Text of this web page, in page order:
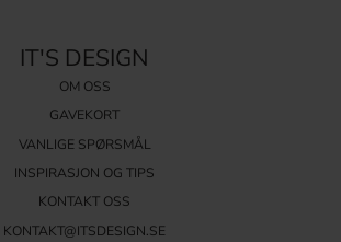
på knotter til
både stil og funksjon. Mindre knotter
og vitrineskap, mens større modeller gir
passer i alle typer kjøkken
praktisk for større skuffer
IT'S DESIGN
OM OSS
GAVEKORT
VANLIGE SPØRSMÅL
INSPIRASJON OG TIPS
KONTAKT OSS
KONTAKT@ITSDESIGN.SE